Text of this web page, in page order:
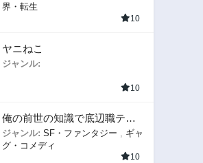
界・転生
10
ヤニねこ
ジャンル:
10
俺の前世の知識で底辺職テイ
マーが上級職になってしまい
そうな件
ジャンル: SF・ファンタジー
ギャ
グ・コメディ
10